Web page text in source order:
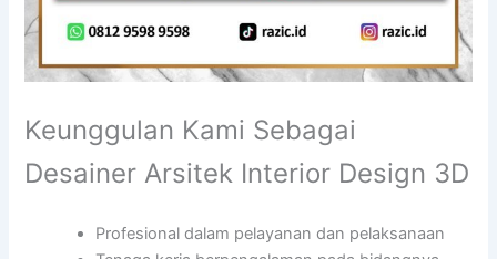
Keunggulan Kami Sebagai
Desainer Arsitek Interior Design 3D
Profesional dalam pelayanan dan pelaksanaan